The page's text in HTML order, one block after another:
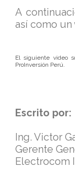
A
así como
El siguiente video
ProInversión Perú.
Escrito por:
Ing. Victor
Gerente
Electrocom